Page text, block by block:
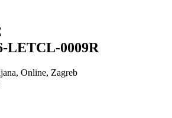
LETCL-0009R
, Online, Zagreb